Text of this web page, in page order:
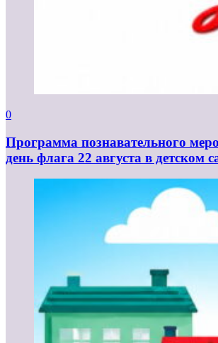
0
Программа познавательного
день флага 22 августа в детском